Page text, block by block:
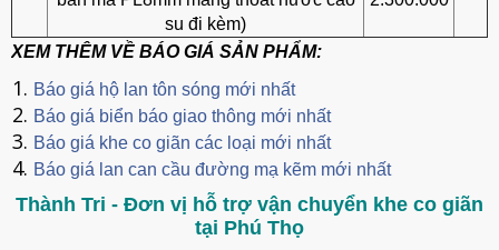
su đi kèm)
XEM THÊM VỀ BÁO GIÁ SẢN PHẨM:
Báo giá hộ lan tôn sóng mới nhất
Báo giá biển báo giao thông mới nhất
Báo giá khe co giãn các loại mới nhất
Báo giá lan can cầu đường mạ kẽm mới nhất
Thành Tri - Đơn vị hỗ trợ vận chuyển khe co giãn
tại Phú Thọ